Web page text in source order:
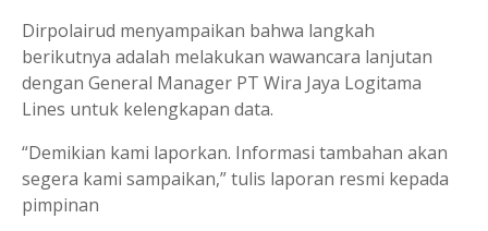
Dirpolairud menyampaikan bahwa langkah
berikutnya adalah melakukan wawancara lanjutan
dengan General Manager PT Wira Jaya Logitama
Lines untuk kelengkapan data.
“Demikian kami laporkan. Informasi tambahan akan
segera kami sampaikan,” tulis laporan resmi kepada
pimpinan